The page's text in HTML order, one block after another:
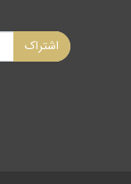
اشتراک